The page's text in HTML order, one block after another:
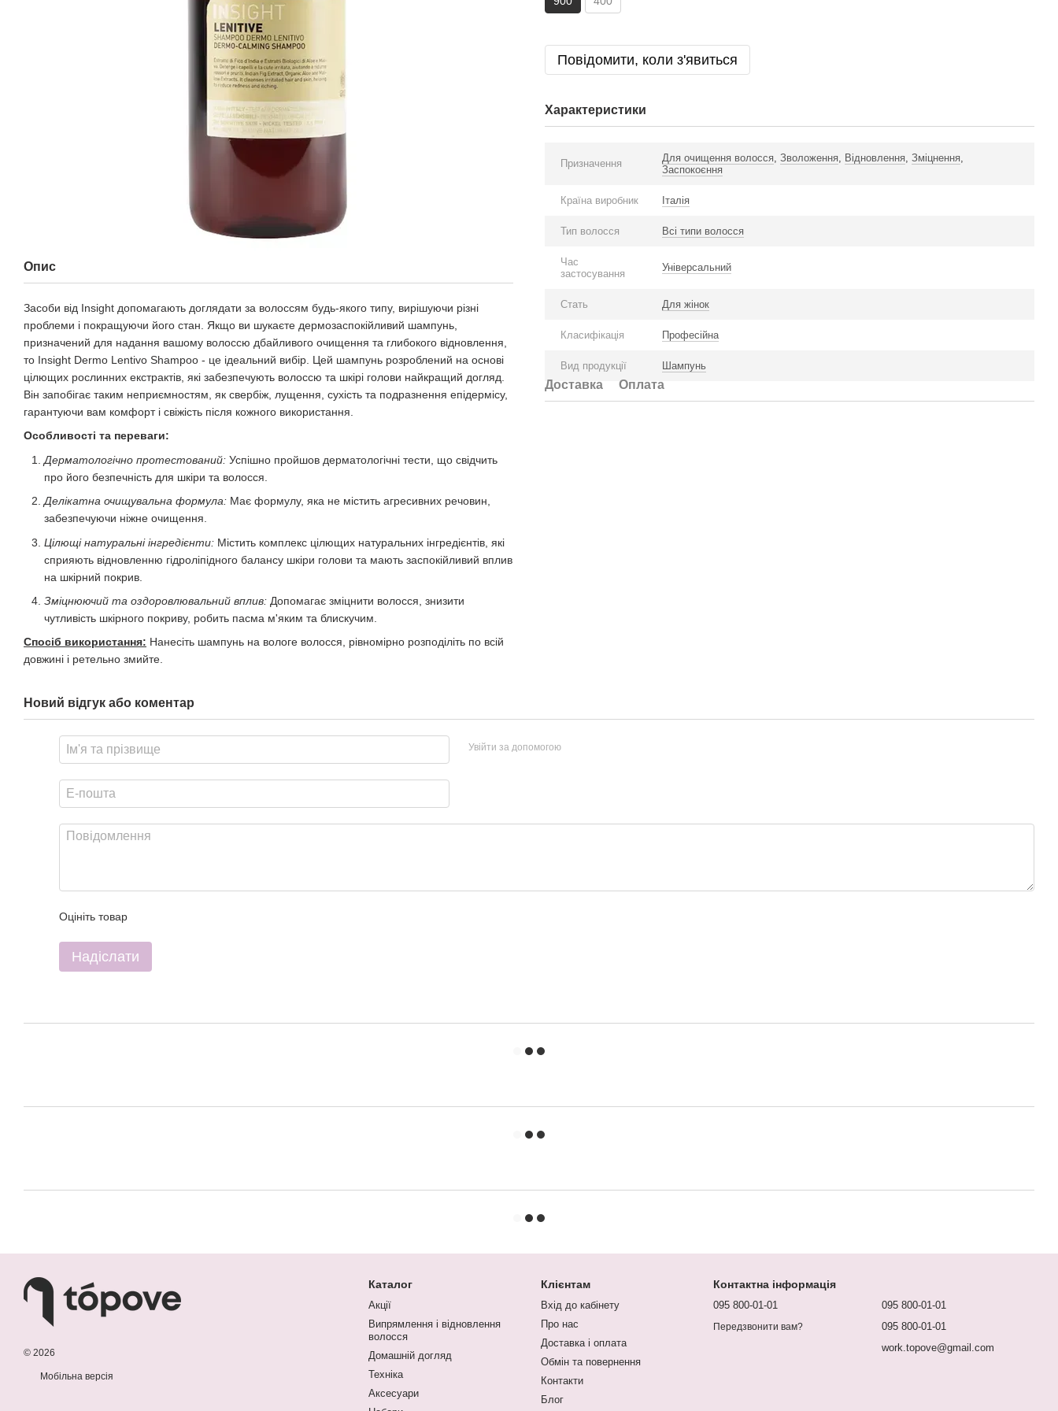
Опис
Засоби від Insight допомагають доглядати за волоссям будь-якого типу, вирішуючи різні
проблеми і покращуючи його стан. Якщо ви шукаєте дермозаспокійливий шампунь,
призначений для надання вашому волоссю дбайливого очищення та глибокого відновлення,
то Insight Dermo Lentivo Shampoo - це ідеальний вибір. Цей шампунь розроблений на основі
цілющих рослинних екстрактів, які забезпечують волоссю та шкірі голови найкращий догляд.
Він запобігає таким неприємностям, як свербіж, лущення, сухість та подразнення епідермісу,
гарантуючи вам комфорт і свіжість після кожного використання.
Особливості та переваги:
Дерматологічно протестований: Успішно пройшов дерматологічні тести, що свідчить
про його безпечність для шкіри та волосся.
Делікатна очищувальна формула: Має формулу, яка не містить агресивних речовин,
забезпечуючи ніжне очищення.
Цілющі натуральні інгредієнти: Містить комплекс цілющих натуральних інгредієнтів, які
сприяють відновленню гідроліпідного балансу шкіри голови та мають заспокійливий вплив
на шкірний покрив.
Зміцнюючий та оздоровлювальний вплив: Допомагає зміцнити волосся, знизити
чутливість шкірного покриву, робить пасма м'яким та блискучим.
Спосіб використання: Нанесіть шампунь на вологе волосся, рівномірно розподіліть по всій
довжині і ретельно змийте.
Повідомити, коли з'явиться
Характеристики
Призначення Для очищення волосся, Зволоження, Відновлення, Зміцнення,
Заспокоєння
Країна виробник Італія
Тип волосся Всі типи волосся
Час
застосування
Універсальний
Стать Для жінок
Класифікація Професійна
Вид продукції Шампунь
Доставка Оплата
Новий відгук або коментар
Увійти за допомогою
Оцініть товар
Надіслати
© 2026
Мобільна версія
Каталог
Акції
Випрямлення і відновлення
волосся
Домашній догляд
Техніка
Аксесуари
Клієнтам
Вхід до кабінету
Про нас
Доставка і оплата
Обмін та повернення
Контакти
Блог
Контактна інформація
095 800-01-01
Передзвонити вам?
095 800-01-01
095 800-01-01
work.topove@gmail.com